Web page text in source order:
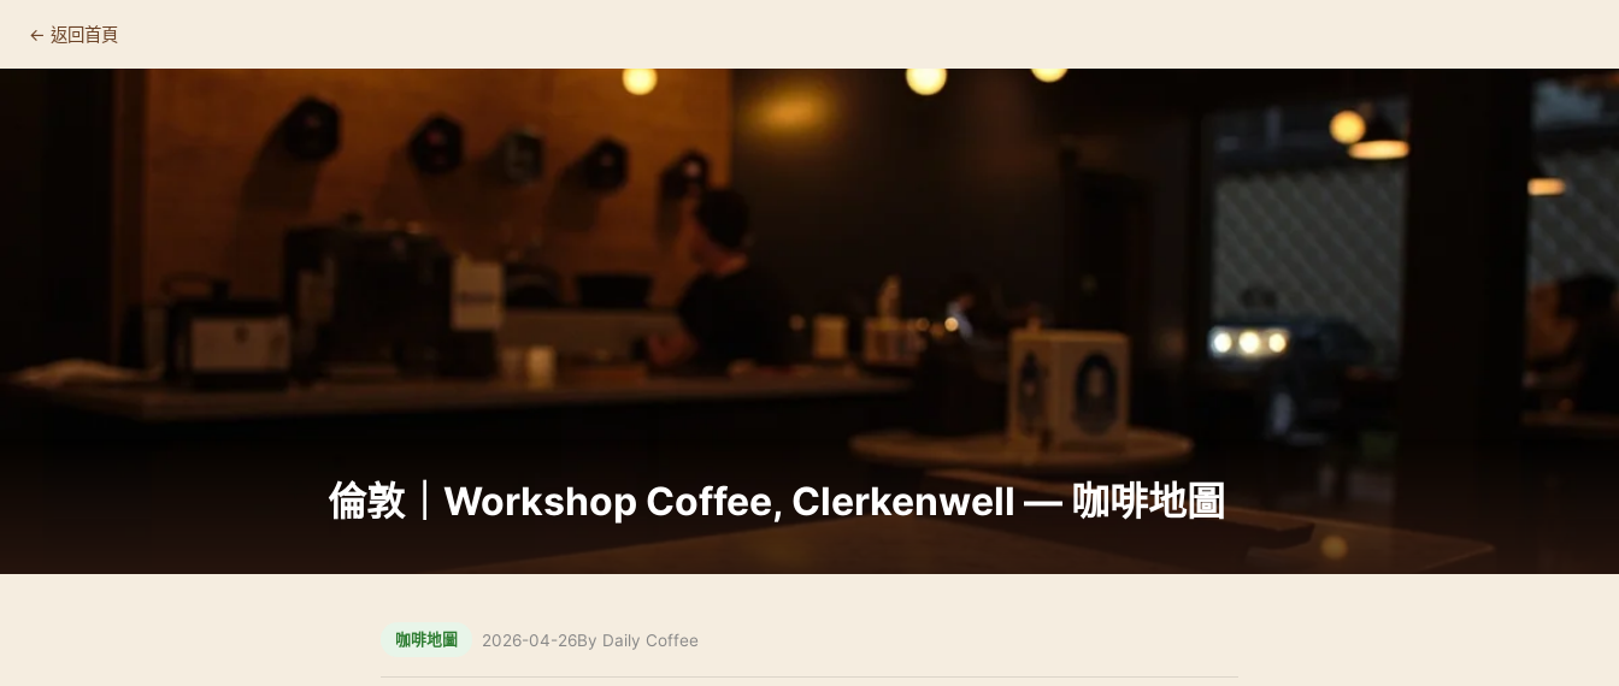
← 返回首頁
倫敦｜Workshop Coffee, Clerkenwell — 咖啡地圖
咖啡地圖 2026-04-26By Daily Coffee